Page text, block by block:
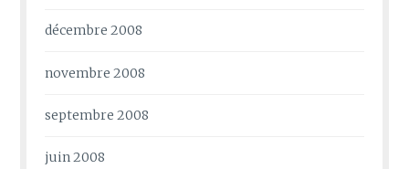
décembre 2008
novembre 2008
septembre 2008
juin 2008